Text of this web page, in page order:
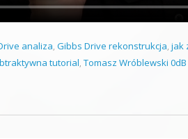
analiza, Gibbs Drive rekonstrukcja, jak
tutorial, Tomasz Wróblewski 0dB